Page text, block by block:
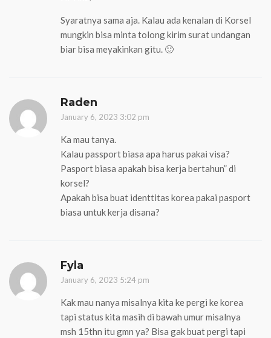
Syaratnya sama aja. Kalau ada kenalan di Korsel
mungkin bisa minta tolong kirim surat undangan
biar bisa meyakinkan gitu. 🙂
Raden
January 6, 2023 3:02 pm
Ka mau tanya.
Kalau passport biasa apa harus pakai visa?
Pasport biasa apakah bisa kerja bertahun” di
korsel?
Apakah bisa buat identtitas korea pakai pasport
biasa untuk kerja disana?
Fyla
January 6, 2023 5:24 pm
Kak mau nanya misalnya kita ke pergi ke korea
tapi status kita masih di bawah umur misalnya
msh 15thn itu gmn ya? Bisa gak buat pergi tapi